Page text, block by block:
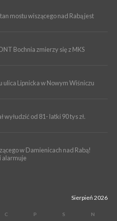
dzień wędrówki [ZDJĘCIA]
Ochrony Ładu
To odpowiedź na działania
mostu wiszącego nad Rabą jest
Bochnia zmierzy się z MKS
ulica Lipnicka w Nowym Wiśniczu
od 81- latki 90 tys zł.
w Damienicach nad Rabą!
alarmuje
Sierpień 2026
C P S N